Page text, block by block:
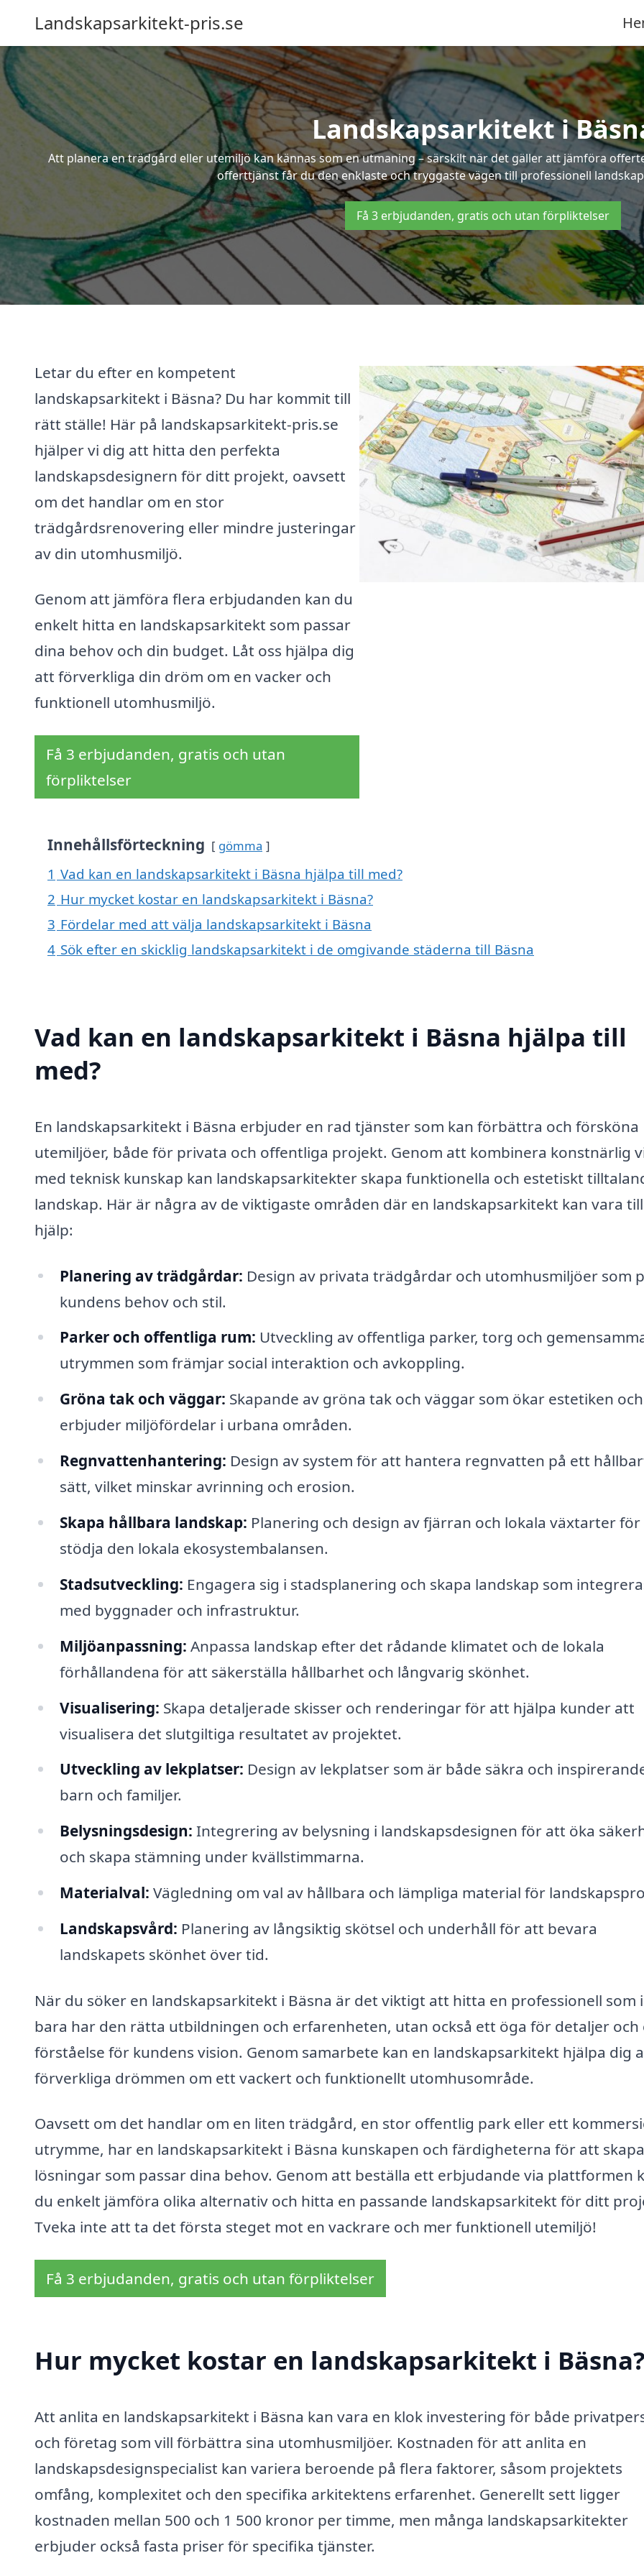
Landskapsarkitekt-pris.se
Landskapsarkitekt i
Att planera en trädgård eller utemiljö kan kännas som en utmaning – särskilt när det gäller att jämföra
offerttjänst får du den enklaste och tryggaste vägen till professionell
Få 3 erbjudanden, gratis och utan förpliktelser
Letar du efter en kompetent
landskapsarkitekt i Bäsna? Du har kommit till
rätt ställe! Här på landskapsarkitekt-pris.se
hjälper vi dig att hitta den perfekta
landskapsdesignern för ditt projekt, oavsett
om det handlar om en stor
trädgårdsrenovering eller mindre justeringar
av din utomhusmiljö.
Genom att jämföra flera erbjudanden kan du
enkelt hitta en landskapsarkitekt som passar
dina behov och din budget. Låt oss hjälpa dig
att förverkliga din dröm om en vacker och
funktionell utomhusmiljö.
Få 3 erbjudanden, gratis och utan
förpliktelser
Innehållsförteckning gömma
1 Vad kan en landskapsarkitekt i Bäsna hjälpa till med?
2 Hur mycket kostar en landskapsarkitekt i Bäsna?
3 Fördelar med att välja landskapsarkitekt i Bäsna
4 Sök efter en skicklig landskapsarkitekt i de omgivande städerna till Bäsna
Vad kan en landskapsarkitekt i Bäsna hjälpa till
med?
En landskapsarkitekt i Bäsna erbjuder en rad tjänster som kan förbättra och försköna
utemiljöer, både för privata och offentliga projekt. Genom att kombinera konstnärlig
med teknisk kunskap kan landskapsarkitekter skapa funktionella och estetiskt
landskap. Här är några av de viktigaste områden där en landskapsarkitekt kan vara till
hjälp:
Planering av trädgårdar: Design av privata trädgårdar och utomhusmiljöer som
kundens behov och stil.
Parker och offentliga rum: Utveckling av offentliga parker, torg och
utrymmen som främjar social interaktion och avkoppling.
Gröna tak och väggar: Skapande av gröna tak och väggar som ökar estetiken och
erbjuder miljöfördelar i urbana områden.
Regnvattenhantering: Design av system för att hantera regnvatten på ett
sätt, vilket minskar avrinning och erosion.
Skapa hållbara landskap: Planering och design av fjärran och lokala växtarter
stödja den lokala ekosystembalansen.
Stadsutveckling: Engagera sig i stadsplanering och skapa landskap som
med byggnader och infrastruktur.
Miljöanpassning: Anpassa landskap efter det rådande klimatet och de lokala
förhållandena för att säkerställa hållbarhet och långvarig skönhet.
Visualisering: Skapa detaljerade skisser och renderingar för att hjälpa kunder att
visualisera det slutgiltiga resultatet av projektet.
Utveckling av lekplatser: Design av lekplatser som är både säkra och
barn och familjer.
Belysningsdesign: Integrering av belysning i landskapsdesignen för att öka
och skapa stämning under kvällstimmarna.
Materialval: Vägledning om val av hållbara och lämpliga material för
Landskapsvård: Planering av långsiktig skötsel och underhåll för att bevara
landskapets skönhet över tid.
När du söker en landskapsarkitekt i Bäsna är det viktigt att hitta en professionell som
bara har den rätta utbildningen och erfarenheten, utan också ett öga för detaljer och
förståelse för kundens vision. Genom samarbete kan en landskapsarkitekt hjälpa dig
förverkliga drömmen om ett vackert och funktionellt utomhusområde.
Oavsett om det handlar om en liten trädgård, en stor offentlig park eller ett
utrymme, har en landskapsarkitekt i Bäsna kunskapen och färdigheterna för att skapa
lösningar som passar dina behov. Genom att beställa ett erbjudande via plattformen
du enkelt jämföra olika alternativ och hitta en passande landskapsarkitekt för ditt
Tveka inte att ta det första steget mot en vackrare och mer funktionell utemiljö!
Få 3 erbjudanden, gratis och utan förpliktelser
Hur mycket kostar en landskapsarkitekt i Bäsna?
Att anlita en landskapsarkitekt i Bäsna kan vara en klok investering för både
och företag som vill förbättra sina utomhusmiljöer. Kostnaden för att anlita en
landskapsdesignspecialist kan variera beroende på flera faktorer, såsom projektets
omfång, komplexitet och den specifika arkitektens erfarenhet. Generellt sett ligger
kostnaden mellan 500 och 1 500 kronor per timme, men många landskapsarkitekter
erbjuder också fasta priser för specifika tjänster.